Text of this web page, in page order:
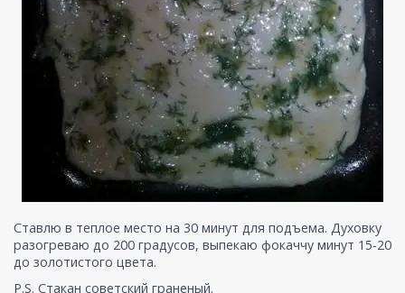
Ставлю в теплое место на 30 минут для подъема. Духовку
разогреваю до 200 градусов, выпекаю фокаччу минут 15-20
до золотистого цвета.
Р.S. Стакан советский граненый.